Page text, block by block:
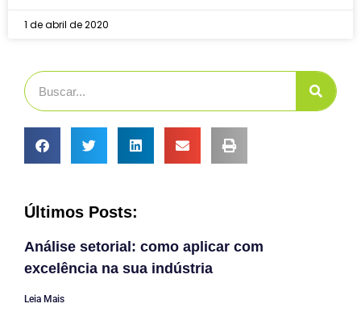
1 de abril de 2020
Últimos Posts:
Análise setorial: como aplicar com
excelência na sua indústria
Leia Mais